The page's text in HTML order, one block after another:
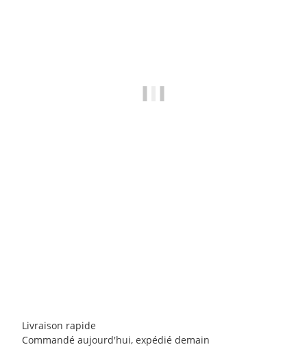
Livraison rapide
Commandé aujourd'hui, expédié demain